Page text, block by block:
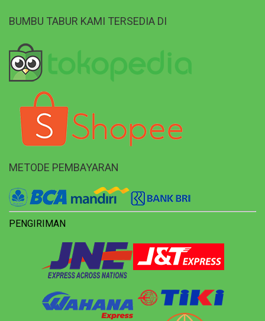
BUMBU TABUR KAMI TERSEDIA DI
METODE PEMBAYARAN
PENGIRIMAN